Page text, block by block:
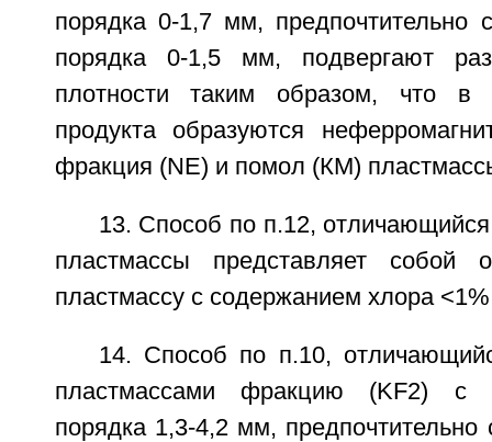
порядка 0-1,7 мм, предпочтительно
порядка 0-1,5 мм, подвергают
плотности таким образом, что в
продукта образуются
фракция (NE) и помол (КМ)
13. Способ по п.12,
пластмассы представляет собой
пластмассу с содержанием хлора
14. Способ по п.10,
пластмассами фракцию (KF2) с
порядка 1,3-4,2 мм, предпочтительно